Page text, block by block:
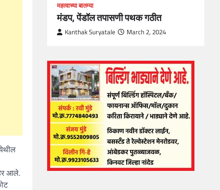
आले.
महत्वाच्या बातम्या
मंडप, पेंडॉल तपासणी पथक गठीत
Kanthak Suryatale March 2, 2024